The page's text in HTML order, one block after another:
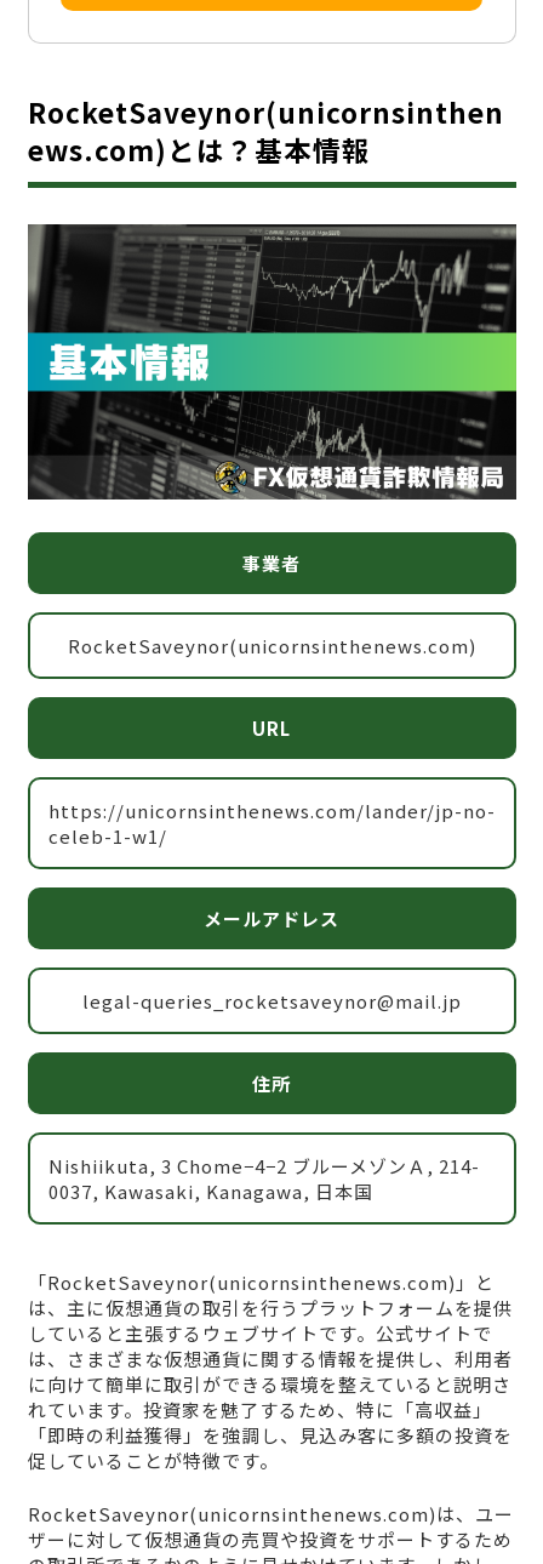
RocketSaveynor(unicornsinthen
ews.com)とは？基本情報
事業者
RocketSaveynor(unicornsinthenews.com)
URL
https://unicornsinthenews.com/lander/jp-no-
celeb-1-w1/
メールアドレス
legal-queries_rocketsaveynor@mail.jp
住所
Nishiikuta, 3 Chome−4−2 ブルーメゾンＡ, 214-
0037, Kawasaki, Kanagawa, 日本国
「RocketSaveynor(unicornsinthenews.com)」と
は、主に仮想通貨の取引を行うプラットフォームを提供
していると主張するウェブサイトです。公式サイトで
は、さまざまな仮想通貨に関する情報を提供し、利用者
に向けて簡単に取引ができる環境を整えていると説明さ
れています。投資家を魅了するため、特に「高収益」
「即時の利益獲得」を強調し、見込み客に多額の投資を
促していることが特徴です。
RocketSaveynor(unicornsinthenews.com)は、ユー
ザーに対して仮想通貨の売買や投資をサポートするため